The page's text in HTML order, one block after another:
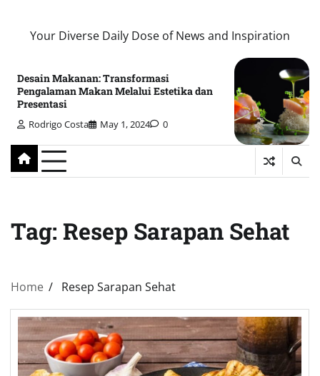
Your Diverse Daily Dose of News and Inspiration
Desain Makanan: Transformasi
Pengalaman Makan Melalui Estetika dan
Presentasi
Rodrigo Costa May 1, 2024 0
Tag: Resep Sarapan Sehat
Home Resep Sarapan Sehat